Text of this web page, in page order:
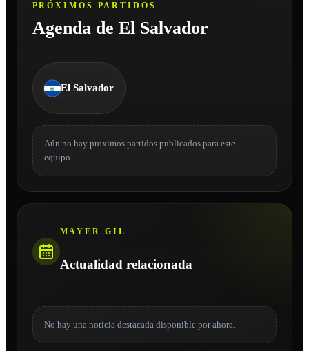
PRÓXIMOS PARTIDOS
Agenda de El Salvador
El Salvador
Aún no hay proximos partidos publicados para este
equipo.
MAYER GIL
Actualidad relacionada
No hay una noticia destacada disponible por ahora.